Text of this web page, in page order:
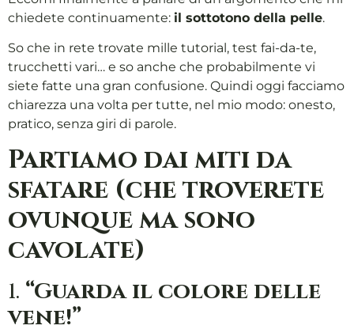
chiedete continuamente: il sottotono della pelle.
So che in rete trovate mille tutorial, test fai-da-te,
trucchetti vari… e so anche che probabilmente vi
siete fatte una gran confusione. Quindi oggi facciamo
chiarezza una volta per tutte, nel mio modo: onesto,
pratico, senza giri di parole.
Partiamo dai miti da
sfatare (che troverete
ovunque ma sono
cavolate)
1. “Guarda il colore delle
vene!”